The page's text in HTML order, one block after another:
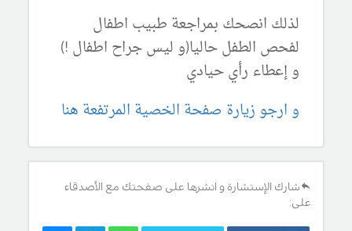
لذلك انصحك بمراجعة طبيب اطفال
لفحص الطفل حاليا(و ليس جراح اطفال !)
و إعطاء رأي حيادي
و ارجو زيارة صفحة الخصية المرتفعة هنا
شارك الإستشارة و انشرها على صفحتك مع الأصدقاء
على: